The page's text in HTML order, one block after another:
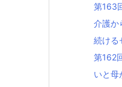
第163
介護か
続ける
第162
いと母